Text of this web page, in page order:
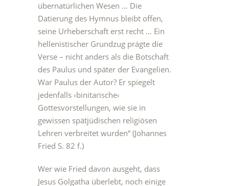
übernatürlichen Wesen … Die
Datierung des Hymnus bleibt offen,
seine Urheberschaft erst recht … Ein
hellenistischer Grundzug prägte die
Verse – nicht anders als die Botschaft
des Paulus und später der Evangelien.
War Paulus der Autor? Er spiegelt
jedenfalls ›binitarische‹
Gottesvorstellungen, wie sie in
gewissen spätjüdischen religiösen
Lehren verbreitet wurden“ (Johannes
Fried S. 82 f.)
Wer wie Fried davon ausgeht, dass
Jesus Golgatha überlebt, noch einige